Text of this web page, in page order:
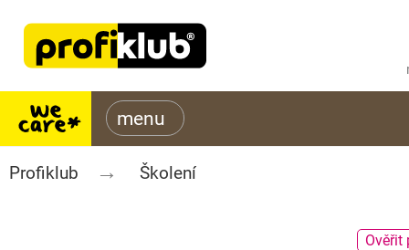
Profiklub Školení
Ověřit